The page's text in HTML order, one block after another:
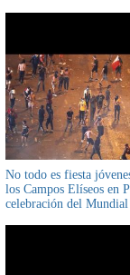
No todo es fiesta
los Campos Elíseos en
celebración del Mundial